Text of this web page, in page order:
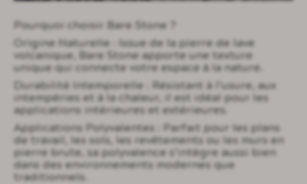
Pourquoi choisir Bare Stone ?
Origine Naturelle : Issue de la pierre de lave
volcanique, Bare Stone apporte une texture
unique qui connecte votre espace à la nature.
Durabilité Intemporelle : Résistant à l’usure, aux
intempéries et à la chaleur, il est idéal pour les
applications intérieures et extérieures.
Applications Polyvalentes : Parfait pour les plans
de travail, les sols, les revêtements ou les murs en
pierre brute, sa polyvalence s’intègre aussi bien
dans des environnements modernes que
traditionnels.